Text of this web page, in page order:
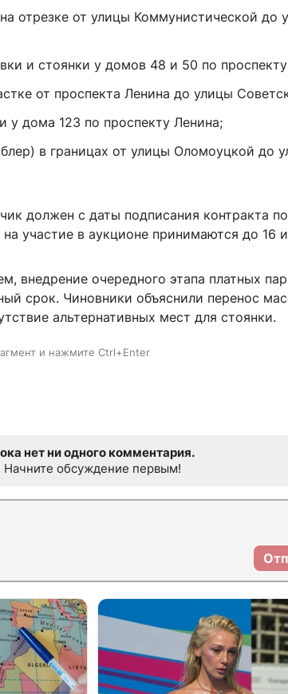
отрезке от улицы Коммунистической до
и стоянки у домов 48 и 50 по
от проспекта Ленина до улицы
у дома 123 по проспекту Ленина;
в границах от улицы Оломоуцкой до
должен с даты подписания контракта
на участие в аукционе принимаются до 16
внедрение очередного этапа платных
срок. Чиновники объяснили перенос
альтернативных мест для стоянки.
и нажмите Ctrl+Enter
нет ни одного комментария.
Начните обсуждение первым!